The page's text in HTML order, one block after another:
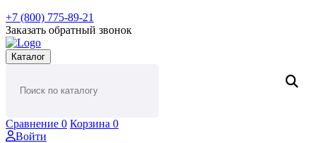
+7 (800) 775-89-21
Заказать обратный звонок
Каталог
Сравнение 0 Корзина 0
Войти